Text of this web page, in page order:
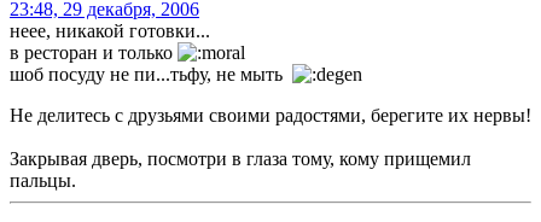
23:48, 29 декабря, 2006
неее, никакой готовки...
в ресторан и только
шоб посуду не пи...тьфу, не мыть
Не делитесь с друзьями своими радостями, берегите их нервы!
Закрывая дверь, посмотри в глаза тому, кому прищемил
пальцы.